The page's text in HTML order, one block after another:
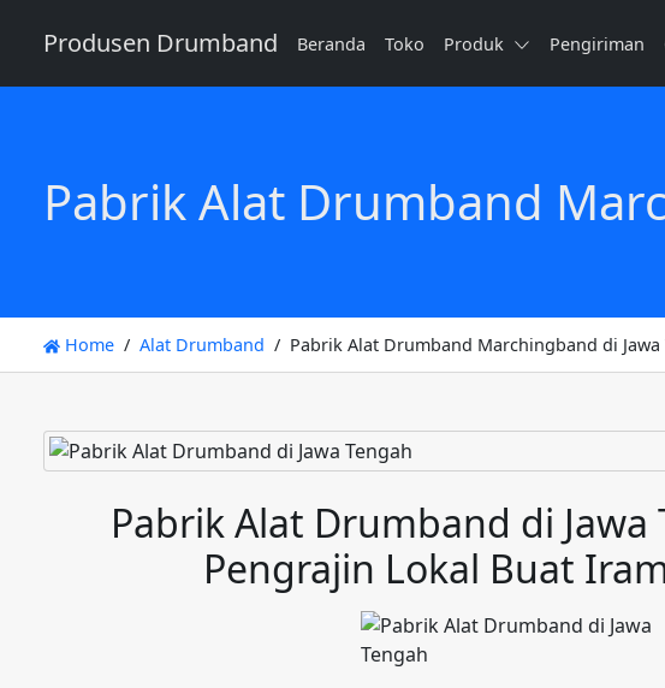
Produsen Drumband Beranda Toko Produk Pengiriman
Pabrik Alat Drumband
Home Alat Drumband Pabrik Alat Drumband Marchingband di Jawa
Pabrik Alat Drumband di Jawa
Pengrajin Lokal Buat